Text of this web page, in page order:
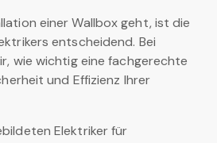
einer Wallbox geht, ist die
entscheidend. Bei
wie wichtig eine fachgerechte
und Effizienz Ihrer
Elektriker für